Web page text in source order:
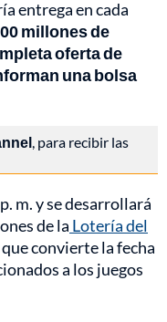
entrega en cada
millones de
oferta de
una bolsa
, para recibir las
m. y se desarrollará
de la Lotería del
que convierte la fecha
a los juegos